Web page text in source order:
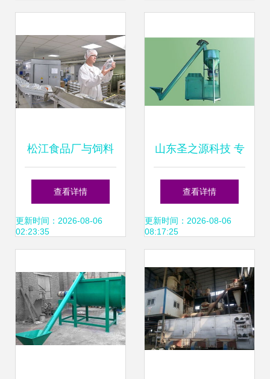
松江食品厂与饲料
行业的关联探析
查看详情
更新时间：2026-08-06
02:23:35
山东圣之源科技 专
业木粉制粒与饲料
加工设备引领者
查看详情
更新时间：2026-08-06
08:17:25